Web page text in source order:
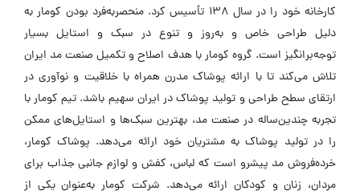
کارخانه خود را در سال ۱۳۸ تأسیس کرد. منحصر‌به‌فرد بودن کومار به
دلیل طراحی خاص و به‌روز و تنوع در سبک و استایل بسیار
توجه‌برانگیز است. گروه کومار با هدف اصلاح و تکمیل صنعت مد ایران
تلاش می‌کند تا با ارائه پوشاک مدرن همراه با خلاقیت و نوآوری در
ارتقای سطح طراحی و تولید پوشاک در ایران سهیم باشد. تیم کومار با
تجربه چندین‌ساله در صنعت مد، بهترین سبک‌ها و استایل‌های ممکن
را در تولید پوشاک به مشتریان خود ارائه می‌دهد. پوشاک کومار،
خرده‌فروش مد پیشرو است که لباس، کفش و لوازم جانبی جذاب برای
مردان، زنان و کودکان ارائه می‌دهد. شرکت کومار به‌عنوان یکی از